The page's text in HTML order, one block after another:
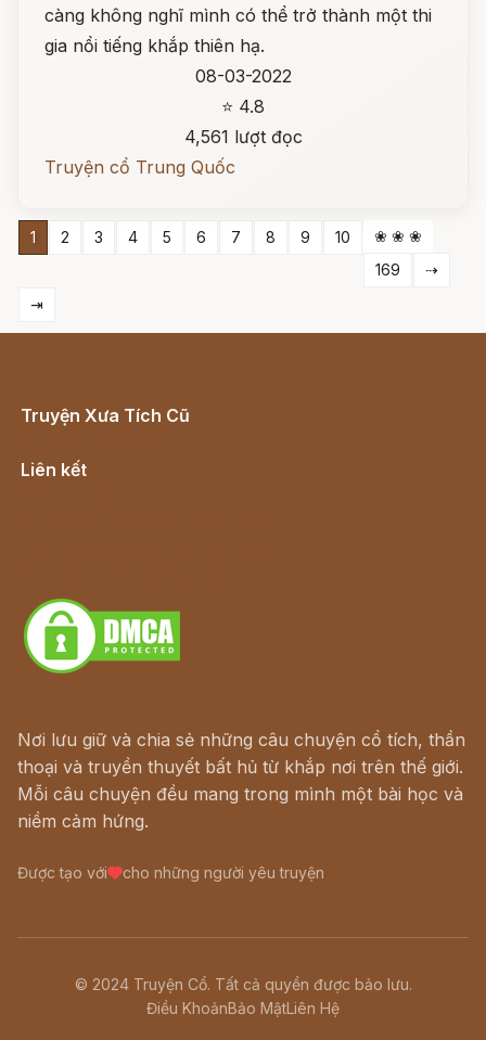
càng không nghĩ mình có thể trở thành một thi
gia nổi tiếng khắp thiên hạ.
08-03-2022
⭐ 4.8
4,561 lượt đọc
Truyện cổ Trung Quốc
1 2 3 4 5 6 7 8 9 10
❀ ❀ ❀
169
⇢
⇥
Truyện Xưa Tích Cũ
Liên kết
Nơi lưu giữ và chia sẻ những câu chuyện cổ tích, thần
thoại và truyền thuyết bất hủ từ khắp nơi trên thế giới.
Mỗi câu chuyện đều mang trong mình một bài học và
niềm cảm hứng.
Được tạo với cho những người yêu truyện
© 2024 Truyện Cổ. Tất cả quyền được bảo lưu.
Điều KhoảnBảo MậtLiên Hệ